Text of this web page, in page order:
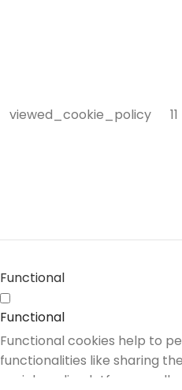
viewed_cookie_policy
Functional
Functional
Functional cookies help to
functionalities like sharing
social media platforms,